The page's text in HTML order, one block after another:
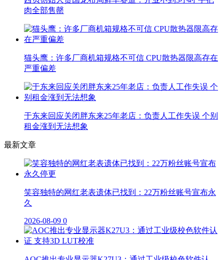
肉全部售罄
猫头鹰：许多厂商机箱规格不可信 CPU散热器限高存在
严重偏差
于东来回应关闭胖东来25年老店：负责人工作失误 个别
租金涨到无法想象
最新文章
笑容独特的网红老表遗体已找到：22万粉丝账号宣布永
久
2026-08-09 0